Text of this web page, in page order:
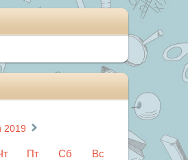
2019 »
Пт Сб Вс